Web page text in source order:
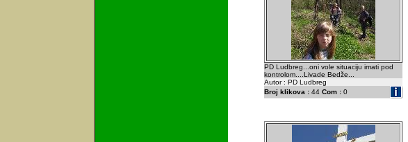
PD Ludbreg...oni vole situaciju imati pod
kontrolom....Livade Bedže...
Autor : PD Ludbreg
Broj klikova : 44 Com : 0